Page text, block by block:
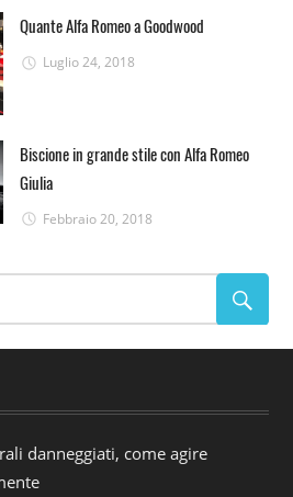
Quante Alfa Romeo a Goodwood
Luglio 24, 2018
Biscione in grande stile con Alfa Romeo
Giulia
Febbraio 20, 2018
danneggiati, come agire